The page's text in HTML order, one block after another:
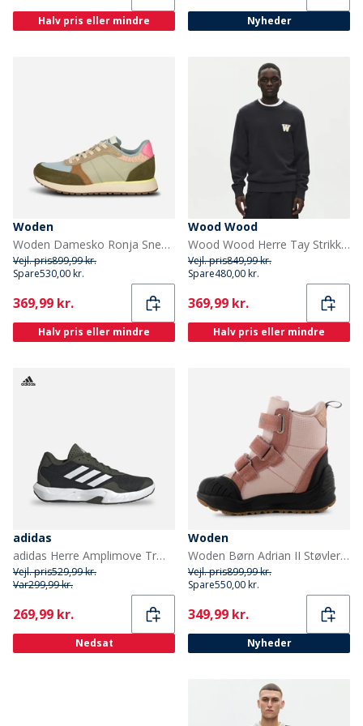
Halv pris eller mindre Nyheder
Woden
Woden Damesko Ronja Sneakers 189 Stone Multi
Vejl. pris899,99 kr.
Spare530,00 kr.
Current
369,99 kr.
Halv pris eller mindre
Wood Wood
Wood Wood Herre Tay Strikket Trøje Pirate Black
Vejl. pris849,99 kr.
Spare480,00 kr.
Current
369,99 kr.
Halv pris eller mindre
adidas
adidas Herre Amplimove Træningssko Night Cargo/Footwear White/Night Cargo
Vejl. pris529,99 kr.
Var299,99 kr.
Current
269,99 kr.
Nedsat
Woden
Woden Børn Adrian II Støvler 849 Ballerina
Vejl. pris899,99 kr.
Spare550,00 kr.
Current
349,99 kr.
Nyheder